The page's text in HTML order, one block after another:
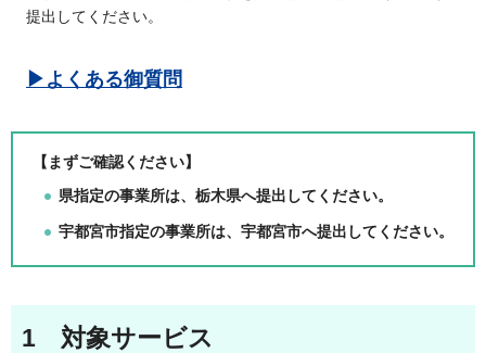
提出してください。
▶よくある御質問
【まずご確認ください】
県指定の事業所は、栃木県へ提出してください。
宇都宮市指定の事業所は、宇都宮市へ提出してください。
1 対象サービス